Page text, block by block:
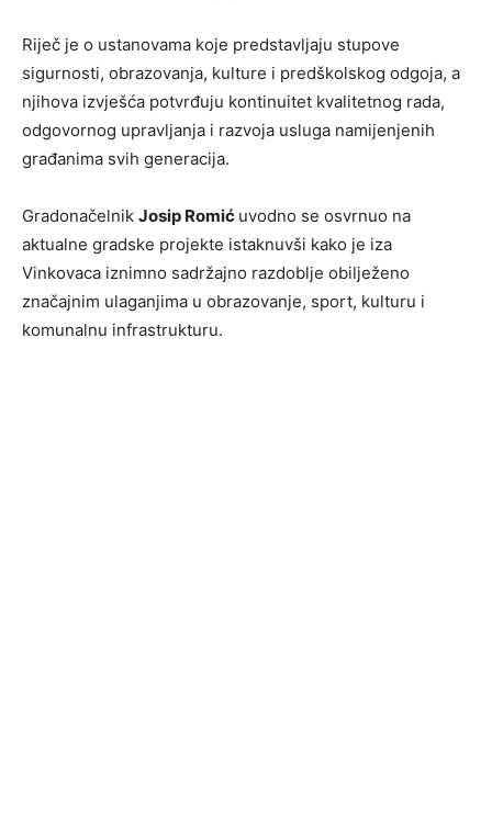
Riječ je o ustanovama koje predstavljaju stupove
sigurnosti, obrazovanja, kulture i predškolskog odgoja, a
njihova izvješća potvrđuju kontinuitet kvalitetnog rada,
odgovornog upravljanja i razvoja usluga namijenjenih
građanima svih generacija.
Gradonačelnik Josip Romić uvodno se osvrnuo na
aktualne gradske projekte istaknuvši kako je iza
Vinkovaca iznimno sadržajno razdoblje obilježeno
značajnim ulaganjima u obrazovanje, sport, kulturu i
komunalnu infrastrukturu.